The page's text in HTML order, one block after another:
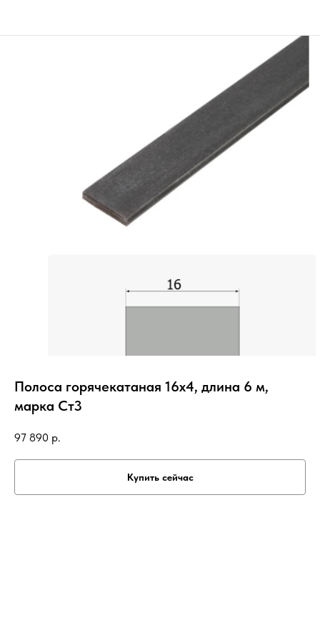
Полоса горячекатаная 16х4, длина 6 м,
марка Ст3
97 890 р.
Купить сейчас